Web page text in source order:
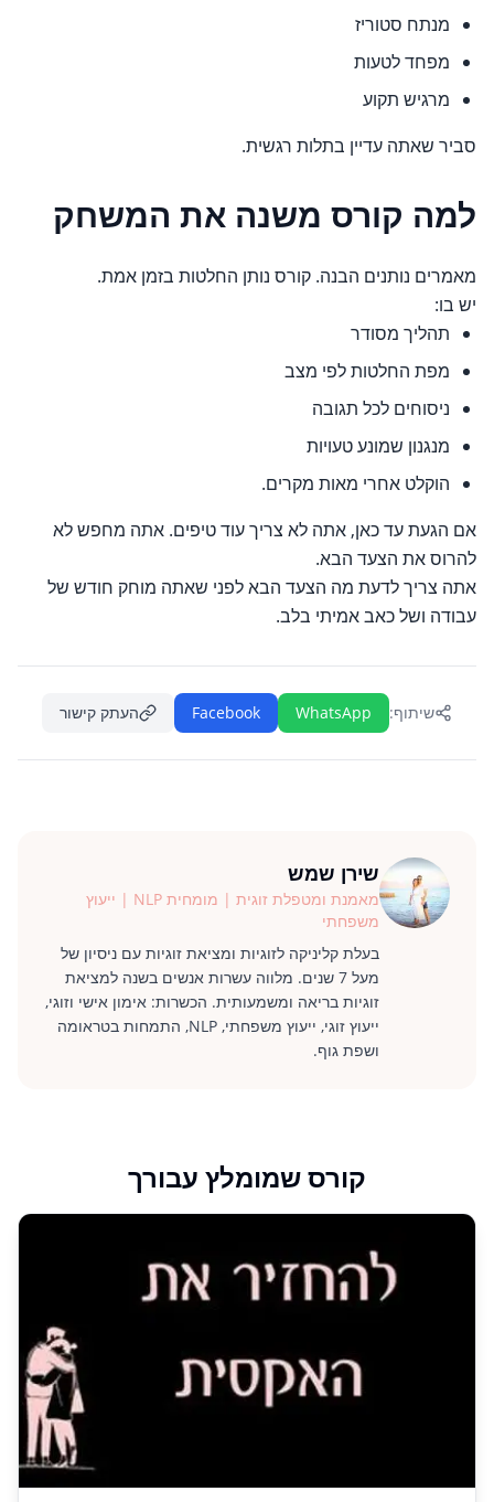
מנתח סטוריז
מפחד לטעות
מרגיש תקוע
סביר שאתה עדיין בתלות רגשית.
למה קורס משנה את המשחק
מאמרים נותנים הבנה. קורס נותן החלטות בזמן אמת.
יש בו:
תהליך מסודר
מפת החלטות לפי מצב
ניסוחים לכל תגובה
מנגנון שמונע טעויות
הוקלט אחרי מאות מקרים.
אם הגעת עד כאן, אתה לא צריך עוד טיפים. אתה מחפש לא
להרוס את הצעד הבא.
אתה צריך לדעת מה הצעד הבא לפני שאתה מוחק חודש של
עבודה ושל כאב אמיתי בלב.
שיתוף: WhatsApp
Facebook העתק קישור
שירן שמש
מאמנת ומטפלת זוגית | מומחית NLP | ייעוץ
משפחתי
בעלת קליניקה לזוגיות ומציאת זוגיות עם ניסיון של
מעל 7 שנים. מלווה עשרות אנשים בשנה למציאת
זוגיות בריאה ומשמעותית. הכשרות: אימון אישי וזוגי,
ייעוץ זוגי, ייעוץ משפחתי, NLP, התמחות בטראומה
ושפת גוף.
קורס שמומלץ עבורך